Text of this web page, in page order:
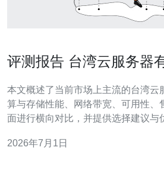
评测报告 台湾云服务器
本文概述了当前市场上主流的台湾云
算与存储性能、网络带宽、可用性、
面进行横向对比，并提供选择建议与
品牌在台湾部署云服务器，哪个品牌市场
2026年7月1日